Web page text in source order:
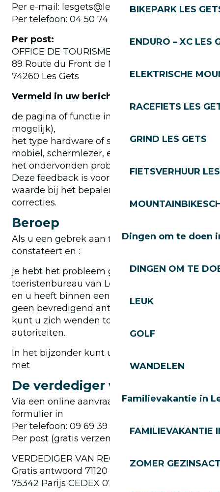
BIKEPARK LES
ENDURO – XC LES
ELEKTRISCHE
RACEFIETS LES
GRIND LES GETS
FIETSVERHUUR
Dingen om te doen
DINGEN OM TE
LEUK
GOLF
WANDELEN
Familievakantie in
FAMILIEVAKANTIE
ZOMER
Per e-mail: lesgets@lesgets.com
Per telefoon: 04 50 74 74
Per post:
OFFICE DE TOURISME DES GETS
89 Route du Front de Neige,
74260 Les Gets
Vermeld in uw bericht
de pagina of functie in kwestie (URL indien
mogelijk),
het type hardware of software (computer,
mobiel, schermlezer, enz.),
het ondervonden probleem.
Deze feedback is voor ons van onschatbare
waarde bij het bepalen van prioriteiten voor
correcties.
Beroep
Als u een gebrek aan toegankelijkheid
constateert en :
je hebt het probleem gemeld bij het
toeristenbureau van Les Gets,
en u heeft binnen een redelijke termijn
geen bevredigend antwoord ontvangen,
kunt u zich wenden tot de bevoegde
autoriteiten.
In het bijzonder kunt u contact opnemen
met
De verdediger van rechten
Via een online aanvraag: vul het online
formulier in
Per telefoon: 09 69 39 00 00
Per post (gratis verzending):
VERDEDIGER VAN RECHTEN
Gratis antwoord 71120
75342 Parijs CEDEX 07